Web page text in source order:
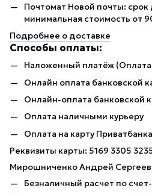
Почтомат Новой почты: срок
минимальная стоимость от
Подробнее о доставке
Способы оплаты:
Наложенный платёж
Онлайн оплата банковской
Онлайн-оплата банковской
Оплата наличными курьеру
Оплата на карту Приватбанка
Реквизиты карты: 5169 3305
Мирошниченко Андрей
Безналичный расчет по